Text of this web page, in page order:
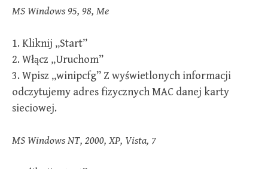
MS Windows 95, 98, Me
1. Kliknij „Start”
2. Włącz „Uruchom”
3. Wpisz „winipcfg” Z wyświetlonych informacji
odczytujemy adres fizycznych MAC danej karty
sieciowej.
MS Windows NT, 2000, XP, Vista, 7